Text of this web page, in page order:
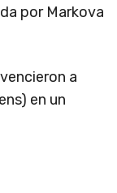
por Markova
a
en un